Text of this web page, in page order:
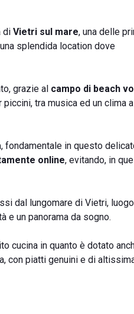
di Vietri sul mare, una delle
splendida location dove
grazie al campo di beach
tra musica ed un clima
, fondamentale in questo
online, evitando, in
dal lungomare di Vietri, luogo
e un panorama da sogno.
cucina in quanto è dotato
con piatti genuini e di